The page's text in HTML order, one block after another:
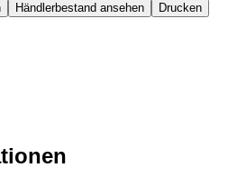
Händlerbestand ansehen Drucken